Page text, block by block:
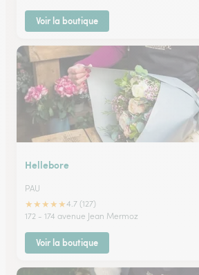
Voir la boutique
Hellebore
PAU
★★★★★4.7 (127)
172 - 174 avenue Jean Mermoz
Voir la boutique